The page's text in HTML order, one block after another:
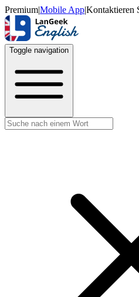
Premium|Mobile App|Kontaktieren
Toggle navigation